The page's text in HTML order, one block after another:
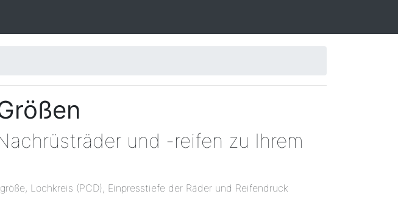
und -reifen zu Ihrem
Lochkreis (PCD), Einpresstiefe der Räder und Reifendruck